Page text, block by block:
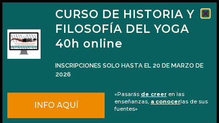
Acceder
Nombre de usuario o correo electrónico
CURSO DE HISTORIA Y
FILOSOFÍA DEL YOGA
40h online
INSCRIPCIONES SOLO HASTA EL 20 DE MARZO DE
2026
INFO AQUÍ
«Pasarás de creer en las
enseñanzas, a conocerlas de sus
fuentes»